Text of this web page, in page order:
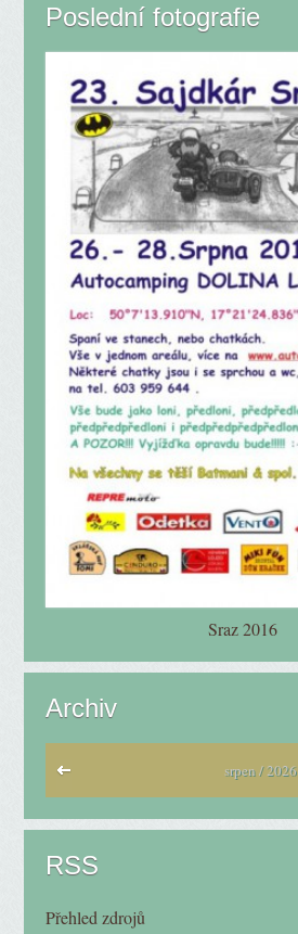
Poslední fotografie
Sraz 2016
Archiv
srpen / 2026
RSS
Přehled zdrojů